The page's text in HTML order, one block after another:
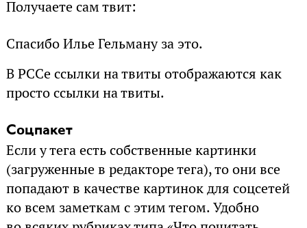
Получаете сам твит:
Спасибо Илье Гельману за это.
В РССе ссылки на твиты отображаются как
просто ссылки на твиты.
Соцпакет
Если у тега есть собственные картинки
(загруженные в редакторе тега), то они все
попадают в качестве картинок для соцсетей
ко всем заметкам с этим тегом. Удобно